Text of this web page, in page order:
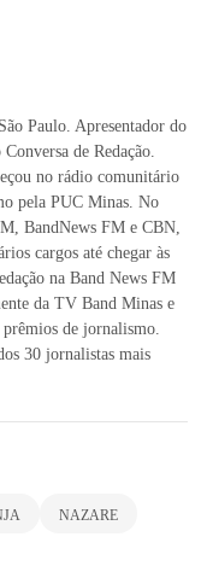
Paulo. Apresentador do
de Redação.
no rádio comunitário
pela PUC Minas. No
BandNews FM e CBN,
cargos até chegar às
na Band News FM
da TV Band Minas e
de jornalismo.
30 jornalistas mais
NAZARE